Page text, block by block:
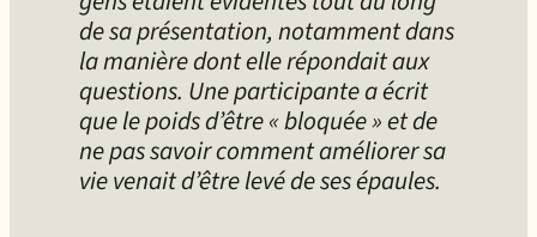
de sa présentation, notamment dans
la manière dont elle répondait aux
questions. Une participante a écrit
que le poids d’être « bloquée » et de
ne pas savoir comment améliorer sa
vie venait d’être levé de ses épaules.